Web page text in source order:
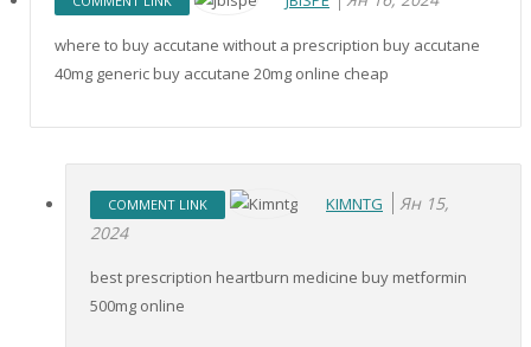
where to buy accutane without a prescription buy accutane
40mg generic buy accutane 20mg online cheap
COMMENT LINK KIMNTG
Ян 15,
2024
best prescription heartburn medicine buy metformin
500mg online